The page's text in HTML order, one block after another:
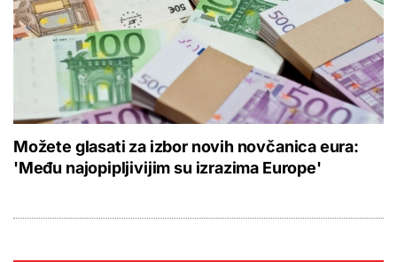
Možete glasati za izbor novih novčanica eura:
'Među najopipljivijim su izrazima Europe'